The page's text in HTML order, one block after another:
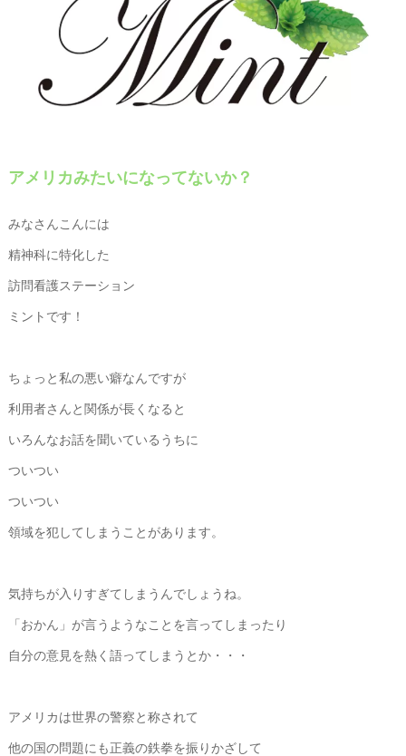
アメリカみたいになってないか？
みなさんこんには
精神科に特化した
訪問看護ステーション
ミントです！
ちょっと私の悪い癖なんですが
利用者さんと関係が長くなると
いろんなお話を聞いているうちに
ついつい
ついつい
領域を犯してしまうことがあります。
気持ちが入りすぎてしまうんでしょうね。
「おかん」が言うようなことを言ってしまったり
自分の意見を熱く語ってしまうとか・・・
アメリカは世界の警察と称されて
他の国の問題にも正義の鉄拳を振りかざして